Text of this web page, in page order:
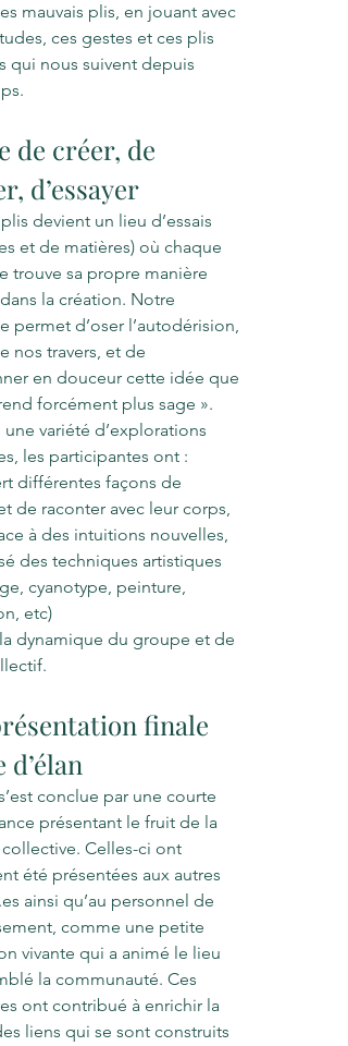
mauvais plis, en jouant avec
ces gestes et ces plis
qui nous suivent depuis
de créer, de
d’essayer
devient un lieu d’essais
et de matières) où chaque
trouve sa propre manière
la création. Notre
permet d’oser l’autodérision,
nos travers, et de
en douceur cette idée que
forcément plus sage ».
une variété d’explorations
les participantes ont :
différentes façons de
de raconter avec leur corps,
à des intuitions nouvelles,
des techniques artistiques
cyanotype, peinture,
etc)
dynamique du groupe et de
finale
conclue par une courte
présentant le fruit de la
Celles-ci ont
été présentées aux autres
ainsi qu’au personnel de
comme une petite
vivante qui a animé le lieu
la communauté. Ces
ont contribué à enrichir la
liens qui se sont construits